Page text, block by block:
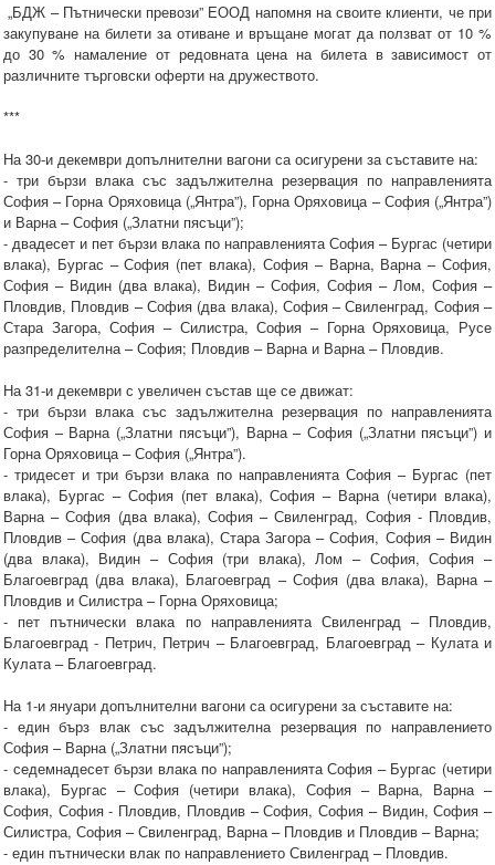
„БДЖ – Пътнически превози” ЕООД напомня на своите клиенти, че при
закупуване на билети за отиване и връщане могат да ползват от 10 %
до 30 % намаление от редовната цена на билета в зависимост от
различните търговски оферти на дружеството.
***
На 30-и декември допълнителни вагони са осигурени за съставите на:
- три бързи влака със задължителна резервация по направленията
София – Горна Оряховица („Янтра”), Горна Оряховица – София („Янтра”)
и Варна – София („Златни пясъци”);
- двадесет и пет бързи влака по направленията София – Бургас (четири
влака), Бургас – София (пет влака), София – Варна, Варна – София,
София – Видин (два влака), Видин – София, София – Лом, София –
Пловдив, Пловдив – София (два влака), София – Свиленград, София –
Стара Загора, София – Силистра, София – Горна Оряховица, Русе
разпределителна – София; Пловдив – Варна и Варна – Пловдив.
На 31-и декември с увеличен състав ще се движат:
- три бързи влака със задължителна резервация по направленията
София – Варна („Златни пясъци”), Варна – София („Златни пясъци”) и
Горна Оряховица – София („Янтра”).
- тридесет и три бързи влака по направленията София – Бургас (пет
влака), Бургас – София (пет влака), София – Варна (четири влака),
Варна – София (два влака), София – Свиленград, София - Пловдив,
Пловдив – София (два влака), Стара Загора – София, София – Видин
(два влака), Видин – София (три влака), Лом – София, София –
Благоевград (два влака), Благоевград – София (два влака), Варна –
Пловдив и Силистра – Горна Оряховица;
- пет пътнически влака по направленията Свиленград – Пловдив,
Благоевград - Петрич, Петрич – Благоевград, Благоевград – Кулата и
Кулата – Благоевград.
На 1-и януари допълнителни вагони са осигурени за съставите на:
- един бърз влак със задължителна резервация по направлението
София – Варна („Златни пясъци”);
- седемнадесет бързи влака по направленията София – Бургас (четири
влака), Бургас – София (четири влака), София – Варна, Варна –
София, София - Пловдив, Пловдив – София, София – Видин, София –
Силистра, София – Свиленград, Варна – Пловдив и Пловдив – Варна;
- един пътнически влак по направлението Свиленград – Пловдив.